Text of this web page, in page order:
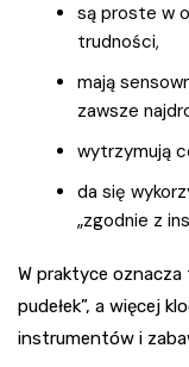
są proste w
trudności,
mają
zawsze
wytrzymują
da się
„zgodnie z
W praktyce
pudełek”, a więcej
instrumentów i